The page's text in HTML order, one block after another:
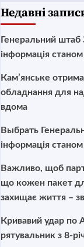
Недавні
Генеральний
інформація
Кам’янське
обладнання для
вдома
Выбрать
інформація
Важливо, щоб
що кожен пакет
захищає життя –
Кривавий удар по
рятувальник з 8-